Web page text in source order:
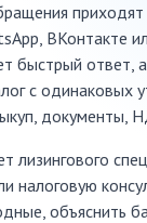
приходят
ВКонтакте
быстрый ответ,
с одинаковых
документы,
налоговую
объяснить